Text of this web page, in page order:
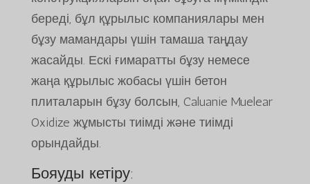
береді, бұл құрылыс компаниялары мен
бұзу мамандары үшін тамаша таңдау
жасайды. Ескі ғимаратты бұзу немесе
жаңа құрылыс жобасы үшін бетон
плиталарын бұзу болсын, Caluanie Muelear
Oxidize жұмысты тиімді және тиімді
орындайды.
Бояуды кетіру: